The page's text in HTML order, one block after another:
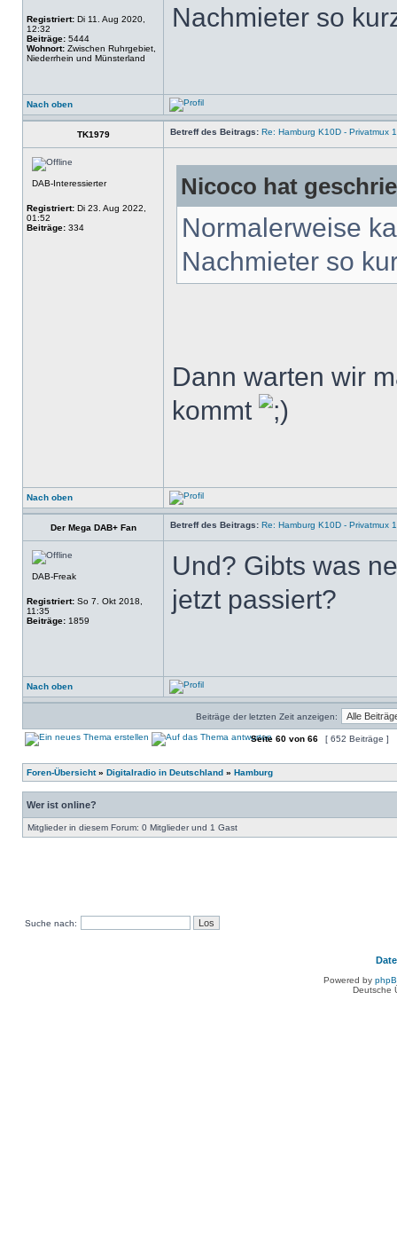
Registriert: Di 11. Aug 2020,
12:32
Beiträge: 5444
Wohnort: Zwischen Ruhrgebiet,
Niederrhein und Münsterland
Nachmieter so
Nach oben
TK1979 Betreff des Beitrags: Re: Hamburg K10D - Privatmux 1
DAB-Interessierter
Registriert: Di 23. Aug 2022,
01:52
Beiträge: 334
Nicoco hat
Normalerweise
Nachmieter so
Dann warten wir
kommt
Nach oben
Der Mega DAB+ Fan Betreff des Beitrags: Re: Hamburg K10D - Privatmux 1
DAB-Freak
Registriert: So 7. Okt 2018,
11:35
Beiträge: 1859
Und? Gibts was
jetzt passiert?
Nach oben
Beiträge der letzten Zeit anzeigen:
Seite 60 von 66 [ 652 Beiträge ]
Foren-Übersicht» Digitalradio in Deutschland » Hamburg
Wer ist online?
Mitglieder in diesem Forum: 0 Mitglieder und 1 Gast
Suche nach:
Powered by
Deutsche